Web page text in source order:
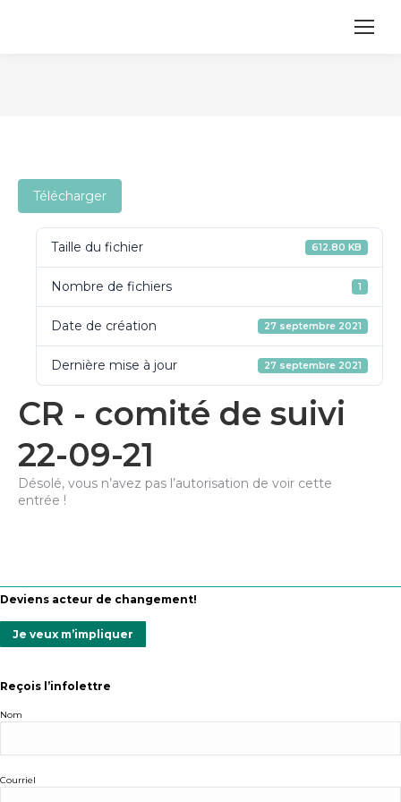
Télécharger
Taille du fichier 612.80 KB
Nombre de fichiers 1
Date de création 27 septembre 2021
Dernière mise à jour 27 septembre 2021
CR - comité de suivi
22-09-21
Désolé, vous n’avez pas l’autorisation de voir cette
entrée !
Deviens acteur de changement!
Je veux m’impliquer
Reçois l’infolettre
Nom
Courriel